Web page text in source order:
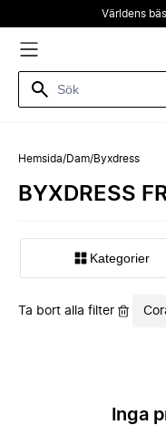
Världens
Hemsida/Dam/Byxdress
BYXDRESS
Kategorier
Ta bort alla filter
Inga